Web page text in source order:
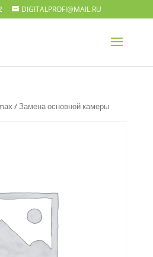
DIGITALPROFI@MAIL.RU
/ Замена основной камеры